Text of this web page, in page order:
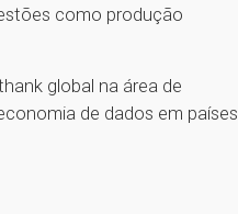
como produção
global na área de
de dados em países